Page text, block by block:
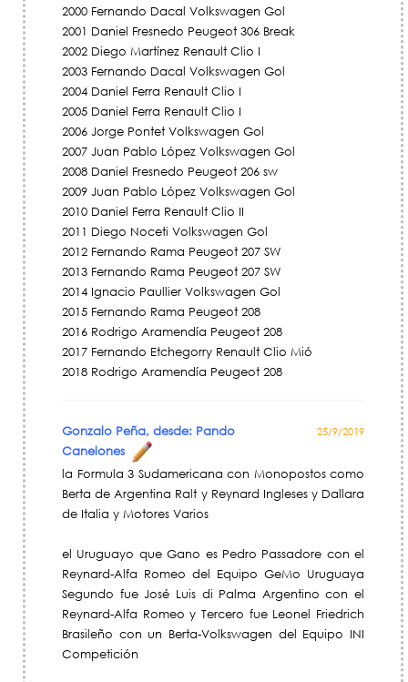
2000 Fernando Dacal Volkswagen Gol
2001 Daniel Fresnedo Peugeot 306 Break
2002 Diego Martínez Renault Clio I
2003 Fernando Dacal Volkswagen Gol
2004 Daniel Ferra Renault Clio I
2005 Daniel Ferra Renault Clio I
2006 Jorge Pontet Volkswagen Gol
2007 Juan Pablo López Volkswagen Gol
2008 Daniel Fresnedo Peugeot 206 sw
2009 Juan Pablo López Volkswagen Gol
2010 Daniel Ferra Renault Clio II
2011 Diego Noceti Volkswagen Gol
2012 Fernando Rama Peugeot 207 SW
2013 Fernando Rama Peugeot 207 SW
2014 Ignacio Paullier Volkswagen Gol
2015 Fernando Rama Peugeot 208
2016 Rodrigo Aramendía Peugeot 208
2017 Fernando Etchegorry Renault Clio Mió
2018 Rodrigo Aramendía Peugeot 208
Gonzalo Peña, desde: Pando
Canelones
25/9/2019
la Formula 3 Sudamericana con Monopostos como
Berta de Argentina Ralt y Reynard Ingleses y Dallara
de Italia y Motores Varios
el Uruguayo que Gano es Pedro Passadore con el
Reynard-Alfa Romeo del Equipo GeMo Uruguaya
Segundo fue José Luis di Palma Argentino con el
Reynard-Alfa Romeo y Tercero fue Leonel Friedrich
Brasileño con un Berta-Volkswagen del Equipo INI
Competición